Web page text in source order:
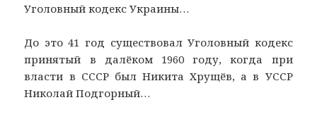
Уголовный кодекс Украины…
До это 41 год существовал Уголовный кодекс
принятый в далёком 1960 году, когда при
власти в СССР был Никита Хрущёв, а в УССР
Николай Подгорный…